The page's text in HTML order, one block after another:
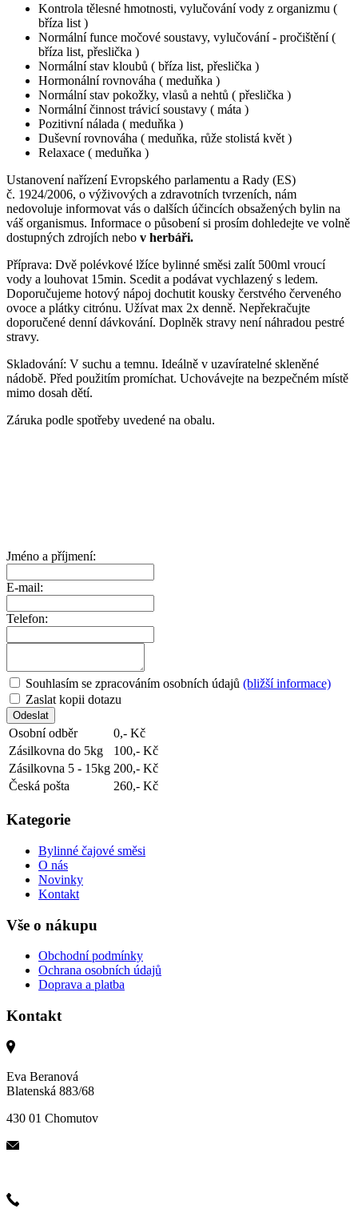
Kontrola tělesné hmotnosti, vylučování vody z organizmu (
bříza list )
Normální funce močové soustavy, vylučování - pročištění (
bříza list, přeslička )
Normální stav kloubů ( bříza list, přeslička )
Hormonální rovnováha ( meduňka )
Normální stav pokožky, vlasů a nehtů ( přeslička )
Normální činnost trávicí soustavy ( máta )
Pozitivní nálada ( meduňka )
Duševní rovnováha ( meduňka, růže stolistá květ )
Relaxace ( meduňka )
Ustanovení nařízení Evropského parlamentu a Rady (ES)
č. 1924/2006, o výživových a zdravotních tvrzeních, nám
nedovoluje informovat vás o dalších účincích obsažených bylin na
váš organismus. Informace o působení si prosím dohledejte ve volně
dostupných zdrojích nebo v herbáři.
Příprava: Dvě polévkové lžíce bylinné směsi zalít 500ml vroucí
vody a louhovat 15min. Scedit a podávat vychlazený s ledem.
Doporučujeme hotový nápoj dochutit kousky čerstvého červeného
ovoce a plátky citrónu. Užívat max 2x denně. Nepřekračujte
doporučené denní dávkování. Doplněk stravy není náhradou pestré
stravy.
Skladování: V suchu a temnu. Ideálně v uzavíratelné skleněné
nádobě. Před použitím promíchat. Uchovávejte na bezpečném místě
mimo dosah dětí.
Záruka podle spotřeby uvedené na obalu.
Jméno a příjmení:
E-mail:
Telefon:
Souhlasím se zpracováním osobních údajů (bližší informace)
Zaslat kopii dotazu
Osobní odběr
0,- Kč
Zásilkovna do 5kg
100,- Kč
Zásilkovna 5 - 15kg 200,- Kč
Česká pošta
260,- Kč
Kategorie
Bylinné čajové směsi
O nás
Novinky
Kontakt
Vše o nákupu
Obchodní podmínky
Ochrana osobních údajů
Doprava a platba
Kontakt
Eva Beranová
Blatenská 883/68
430 01 Chomutov